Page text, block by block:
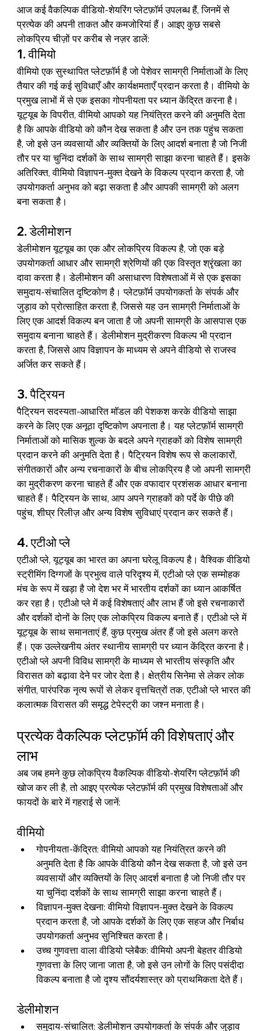
आज कई वैकल्पिक वीडियो-शेयरिंग प्लेटफ़ॉर्म उपलब्ध हैं, जिनमें से
प्रत्येक की अपनी ताकत और कमजोरियां हैं। आइए कुछ सबसे
लोकप्रिय चीज़ों पर करीब से नज़र डालें:
1. वीमियो
वीमियो एक सुस्थापित प्लेटफ़ॉर्म है जो पेशेवर सामग्री निर्माताओं के लिए
तैयार की गई कई सुविधाएँ और कार्यक्षमताएँ प्रदान करता है। वीमियो के
प्रमुख लाभों में से एक इसका गोपनीयता पर ध्यान केंद्रित करना है।
यूट्यूब के विपरीत, वीमियो आपको यह नियंत्रित करने की अनुमति देता
है कि आपके वीडियो को कौन देख सकता है और उन तक पहुंच सकता
है, जो इसे उन व्यवसायों और व्यक्तियों के लिए आदर्श बनाता है जो निजी
तौर पर या चुनिंदा दर्शकों के साथ सामग्री साझा करना चाहते हैं। इसके
अतिरिक्त, वीमियो विज्ञापन-मुक्त देखने के विकल्प प्रदान करता है, जो
उपयोगकर्ता अनुभव को बढ़ा सकता है और आपकी सामग्री को अलग
बना सकता है।
2. डेलीमोशन
डेलीमोशन यूट्यूब का एक और लोकप्रिय विकल्प है, जो एक बड़े
उपयोगकर्ता आधार और सामग्री श्रेणियों की एक विस्तृत श्रृंखला का
दावा करता है। डेलीमोशन की असाधारण विशेषताओं में से एक इसका
समुदाय-संचालित दृष्टिकोण है। प्लेटफ़ॉर्म उपयोगकर्ता के संपर्क और
जुड़ाव को प्रोत्साहित करता है, जिससे यह उन सामग्री निर्माताओं के
लिए एक आदर्श विकल्प बन जाता है जो अपनी सामग्री के आसपास एक
समुदाय बनाना चाहते हैं। डेलीमोशन मुद्रीकरण विकल्प भी प्रदान
करता है, जिससे आप विज्ञापन के माध्यम से अपने वीडियो से राजस्व
अर्जित कर सकते हैं।
3. पैट्रियन
पैट्रियन सदस्यता-आधारित मॉडल की पेशकश करके वीडियो साझा
करने के लिए एक अनूठा दृष्टिकोण अपनाता है। यह प्लेटफ़ॉर्म सामग्री
निर्माताओं को मासिक शुल्क के बदले अपने ग्राहकों को विशेष सामग्री
प्रदान करने की अनुमति देता है। पैट्रियन विशेष रूप से कलाकारों,
संगीतकारों और अन्य रचनाकारों के बीच लोकप्रिय है जो अपनी सामग्री
का मुद्रीकरण करना चाहते हैं और एक वफादार प्रशंसक आधार बनाना
चाहते हैं। पैट्रियन के साथ, आप अपने ग्राहकों को पर्दे के पीछे की
पहुंच, शीघ्र रिलीज़ और अन्य विशेष सुविधाएं प्रदान कर सकते हैं।
4. एटीओ प्ले
एटीओ प्ले, यूट्यूब का भारत का अपना घरेलू विकल्प है। वैश्विक वीडियो
स्ट्रीमिंग दिग्गजों के प्रभुत्व वाले परिदृश्य में, एटीओ प्ले एक सम्मोहक
मंच के रूप में खड़ा है जो देश भर में भारतीय दर्शकों का ध्यान आकर्षित
कर रहा है। एटीओ प्ले में कई विशेषताएं और लाभ हैं जो इसे रचनाकारों
और दर्शकों दोनों के लिए एक लोकप्रिय विकल्प बनाते हैं। एटीओ प्ले में
यूट्यूब के साथ समानताएं हैं, कुछ प्रमुख अंतर हैं जो इसे अलग करते
हैं। एक उल्लेखनीय अंतर स्थानीय सामग्री पर ध्यान केंद्रित करना है।
एटीओ प्ले अपनी विविध सामग्री के माध्यम से भारतीय संस्कृति और
विरासत को बढ़ावा देने पर जोर देता है। क्षेत्रीय सिनेमा से लेकर लोक
संगीत, पारंपरिक नृत्य रूपों से लेकर वृत्तचित्रों तक, एटीओ प्ले भारत की
कलात्मक विरासत की समृद्ध टेपेस्ट्री का जश्न मनाता है।
प्रत्येक वैकल्पिक प्लेटफ़ॉर्म की विशेषताएं और
लाभ
अब जब हमने कुछ लोकप्रिय वैकल्पिक वीडियो-शेयरिंग प्लेटफ़ॉर्म की
खोज कर ली है, तो आइए प्रत्येक प्लेटफ़ॉर्म की प्रमुख विशेषताओं और
फायदों के बारे में गहराई से जानें:
वीमियो
गोपनीयता-केंद्रित: वीमियो आपको यह नियंत्रित करने की
अनुमति देता है कि आपके वीडियो कौन देख सकता है, जो इसे उन
व्यवसायों और व्यक्तियों के लिए आदर्श बनाता है जो निजी तौर पर
या चुनिंदा दर्शकों के साथ सामग्री साझा करना चाहते हैं।
विज्ञापन-मुक्त देखना: वीमियो विज्ञापन-मुक्त देखने के विकल्प
प्रदान करता है, जो आपके दर्शकों के लिए एक सहज और निर्बाध
उपयोगकर्ता अनुभव सुनिश्चित करता है।
उच्च गुणवत्ता वाला वीडियो प्लेबैक: वीमियो अपनी बेहतर वीडियो
गुणवत्ता के लिए जाना जाता है, जो इसे उन लोगों के लिए पसंदीदा
विकल्प बनाता है जो दृश्य सौंदर्यशास्त्र को प्राथमिकता देते हैं।
डेलीमोशन
समुदाय-संचालित: डेलीमोशन उपयोगकर्ता के संपर्क और जुड़ाव